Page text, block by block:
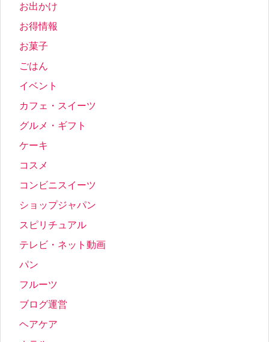
お出かけ
お得情報
お菓子
ごはん
イベント
カフェ・スイーツ
グルメ・ギフト
ケーキ
コスメ
コンビニスイーツ
ショップジャパン
スピリチュアル
テレビ・ネット動画
パン
フルーツ
ブログ運営
ヘアケア